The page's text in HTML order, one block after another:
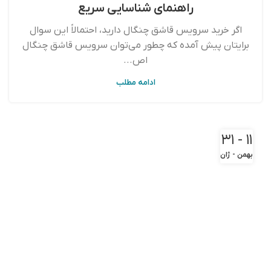
راهنمای شناسایی سریع
اگر خرید سرویس قاشق چنگال دارید، احتمالاً این سوال
برایتان پیش آمده که چطور می‌توان سرویس قاشق چنگال
اص...
ادامه مطلب
۱۱ - ۳۱
بهمن - ژان